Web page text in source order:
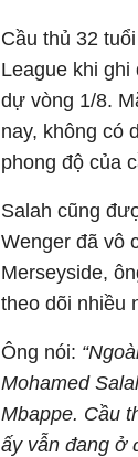
Cầu thủ 32
League khi
dự vòng 1/8.
nay, không có
phong độ của
Salah cũng
Wenger đã vô
Merseyside,
theo dõi nhiều
Ông nói:
Mohamed
Mbappe. Cầu
ấy vẫn đang ở